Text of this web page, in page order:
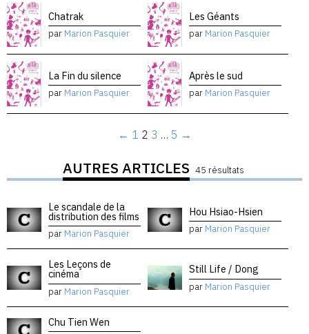
Chatrak
par Marion Pasquier
Les Géants
par Marion Pasquier
La Fin du silence
par Marion Pasquier
Après le sud
par Marion Pasquier
← 1 2 3 … 5 →
AUTRES ARTICLES 45 résultats
Le scandale de la
distribution des films
par Marion Pasquier
Hou Hsiao-Hsien
par Marion Pasquier
Les Leçons de
cinéma
par Marion Pasquier
Still Life / Dong
par Marion Pasquier
Chu Tien Wen